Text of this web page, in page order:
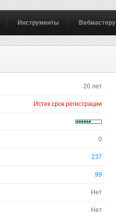
Инструменты Вебмастеру
20 лет
Истек срок регистрации
0
237
99
Нет
Нет